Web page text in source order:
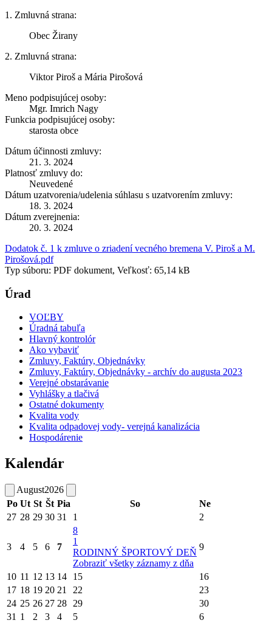
1. Zmluvná strana:
Obec Žirany
2. Zmluvná strana:
Viktor Piroš a Mária Pirošová
Meno podpisujúcej osoby:
Mgr. Imrich Nagy
Funkcia podpisujúcej osoby:
starosta obce
Dátum účinnosti zmluvy:
21. 3. 2024
Platnosť zmluvy do:
Neuvedené
Dátum uzatvorenia/udelenia súhlasu s uzatvorením zmluvy:
18. 3. 2024
Dátum zverejnenia:
20. 3. 2024
Dodatok č. 1 k zmluve o zriadení vecného bremena V. Piroš a M.
Pirošová.pdf
Typ súboru: PDF dokument, Veľkosť: 65,14 kB
Úrad
VOĽBY
Úradná tabuľa
Hlavný kontrolór
Ako vybaviť
Zmluvy, Faktúry, Objednávky
Zmluvy, Faktúry, Objednávky - archív do augusta 2023
Verejné obstarávanie
Vyhlášky a tlačivá
Ostatné dokumenty
Kvalita vody
Kvalita odpadovej vody- verejná kanalizácia
Hospodárenie
Kalendár
August2026
Po Ut St Št Pia So
Ne
27 28 29 30 31 1 2
3 4 5 6 7
8
1
RODINNÝ ŠPORTOVÝ DEŇ
Zobraziť všetky záznamy z dňa
9
10 11 12 13 14 15
16
17 18 19 20 21 22
23
24 25 26 27 28 29
30
31 1 2 3 4 5 6